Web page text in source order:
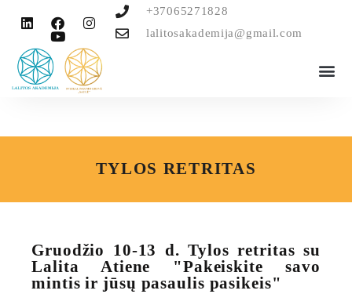
+37065271828
lalitosakademija@gmail.com
TYLOS RETRITAS
Gruodžio 10-13 d. Tylos retritas su
Lalita Atiene "Pakeiskite savo
mintis ir jūsų pasaulis pasikeis"